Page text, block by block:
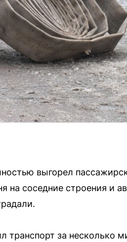
выгорел
на соседние строения и
за несколько